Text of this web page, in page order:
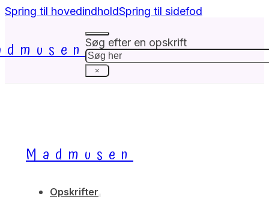
Spring til hovedindholdSpring til sidefod
Søg efter en opskrift
Søg
×
Madmusen
Opskrifter